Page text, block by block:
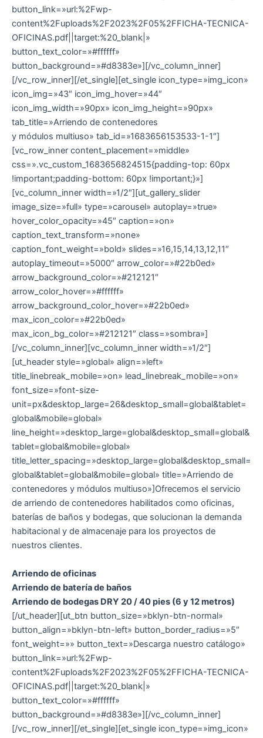
button_link=»url:%2Fwp-
content%2Fuploads%2F2023%2F05%2FFICHA-TECNICA-
OFICINAS.pdf||target:%20_blank|»
button_text_color=»#ffffff»
button_background=»#d8383e»][/vc_column_inner]
[/vc_row_inner][/et_single][et_single icon_type=»img_icon»
icon_img=»43″ icon_img_hover=»44″
icon_img_width=»90px» icon_img_height=»90px»
tab_title=»Arriendo de contenedores
y módulos multiuso» tab_id=»1683656153533-1-1″]
[vc_row_inner content_placement=»middle»
css=».vc_custom_1683656824515{padding-top: 60px
!important;padding-bottom: 60px !important;}»]
[vc_column_inner width=»1/2″][ut_gallery_slider
image_size=»full» type=»carousel» autoplay=»true»
hover_color_opacity=»45″ caption=»on»
caption_text_transform=»none»
caption_font_weight=»bold» slides=»16,15,14,13,12,11″
autoplay_timeout=»5000″ arrow_color=»#22b0ed»
arrow_background_color=»#212121″
arrow_color_hover=»#ffffff»
arrow_background_color_hover=»#22b0ed»
max_icon_color=»#22b0ed»
max_icon_bg_color=»#212121″ class=»sombra»]
[/vc_column_inner][vc_column_inner width=»1/2″]
[ut_header style=»global» align=»left»
title_linebreak_mobile=»on» lead_linebreak_mobile=»on»
font_size=»font-size-
unit=px&desktop_large=26&desktop_small=global&tablet=
global&mobile=global»
line_height=»desktop_large=global&desktop_small=global&
tablet=global&mobile=global»
title_letter_spacing=»desktop_large=global&desktop_small=
global&tablet=global&mobile=global» title=»Arriendo de
contenedores y módulos multiuso»]Ofrecemos el servicio
de arriendo de contenedores habilitados como oficinas,
baterías de baños y bodegas, que solucionan la demanda
habitacional y de almacenaje para los proyectos de
nuestros clientes.
Arriendo de oficinas
Arriendo de batería de baños
Arriendo de bodegas DRY 20 / 40 pies (6 y 12 metros)
[/ut_header][ut_btn button_size=»bklyn-btn-normal»
button_align=»bklyn-btn-left» button_border_radius=»5″
font_weight=»» button_text=»Descarga nuestro catálogo»
button_link=»url:%2Fwp-
content%2Fuploads%2F2023%2F05%2FFICHA-TECNICA-
OFICINAS.pdf||target:%20_blank|»
button_text_color=»#ffffff»
button_background=»#d8383e»][/vc_column_inner]
[/vc_row_inner][/et_single][et_single icon_type=»img_icon»